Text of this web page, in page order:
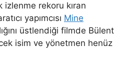
izlenme rekoru kıran
yapımcısı Mine
üstlendiği filmde Bülent
isim ve yönetmen henüz